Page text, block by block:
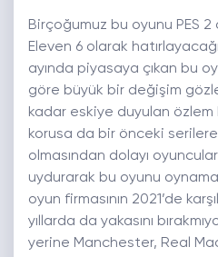
Birçoğumuz bu oyunu PES
Eleven 6 olarak
ayında piyasaya çıkan bu
göre büyük bir değişim
kadar eskiye duyulan
korusa da bir önceki serilere
olmasından dolayı
uydurarak bu oyunu
oyun firmasının 2021’de
yıllarda da yakasını
yerine Manchester, Real